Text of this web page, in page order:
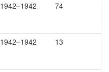
1942–1942 74
1942–1942 13